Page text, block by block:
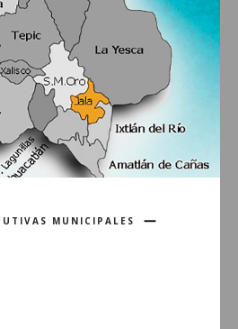
MUNICIPALES